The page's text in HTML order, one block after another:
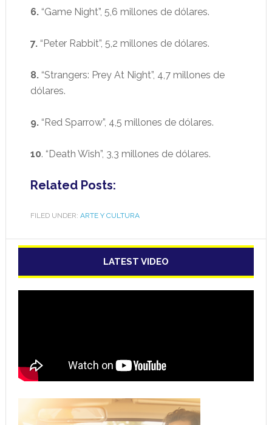
6.“Game Night”, 5,6 millones de dólares.
7.“Peter Rabbit”, 5,2 millones de dólares.
8.“Strangers: Prey At Night”, 4,7 millones de
dólares.
9. “Red Sparrow”, 4,5 millones de dólares.
10. “Death Wish”, 3,3 millones de dólares.
Related Posts:
FILED UNDER: ARTE Y CULTURA
LATEST VIDEO